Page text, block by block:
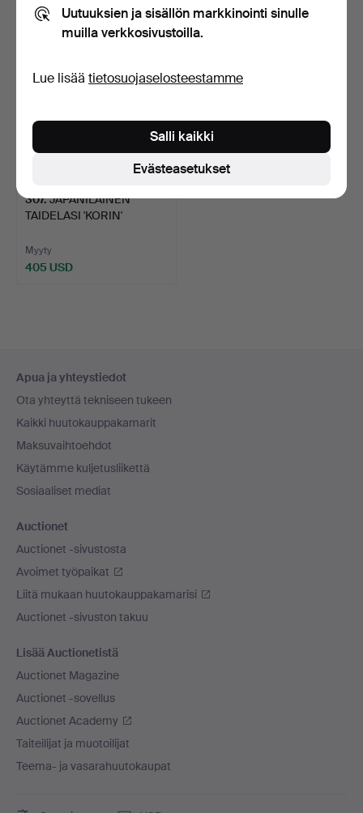
huutokaupat
307.JAPANILAINEN
TAIDELASI 'KORIN'
Myyty
405 USD
Apua ja yhteystiedot
Ota yhteyttä tekniseen tukeen
Kaikki huutokauppakamarit
Maksuvaihtoehdot
Käytämme kuljetusliikettä
Sosiaaliset mediat
Auctionet
Auctionet -sivustosta
Avoimet työpaikat
Liitä mukaan huutokauppakamarisi
Auctionet -sivuston takuu
Lisää Auctionetistä
Auctionet Magazine
Auctionet -sovellus
Auctionet Academy
Taiteilijat ja muotoilijat
Teema- ja vasarahuutokaupat
Uutuuksien ja sisällön markkinointi sinulle
muilla verkkosivustoilla.
Lue lisää tietosuojaselosteestamme
Evästeasetukset
Salli kaikki